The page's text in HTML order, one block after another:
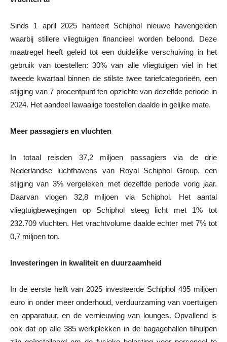
Sinds 1 april 2025 hanteert Schiphol nieuwe havengelden
waarbij stillere vliegtuigen financieel worden beloond. Deze
maatregel heeft geleid tot een duidelijke verschuiving in het
gebruik van toestellen: 30% van alle vliegtuigen viel in het
tweede kwartaal binnen de stilste twee tariefcategorieën, een
stijging van 7 procentpunt ten opzichte van dezelfde periode in
2024. Het aandeel lawaaiige toestellen daalde in gelijke mate.
Meer passagiers en vluchten
In totaal reisden 37,2 miljoen passagiers via de drie
Nederlandse luchthavens van Royal Schiphol Group, een
stijging van 3% vergeleken met dezelfde periode vorig jaar.
Daarvan vlogen 32,8 miljoen via Schiphol. Het aantal
vliegtuigbewegingen op Schiphol steeg licht met 1% tot
232.709 vluchten. Het vrachtvolume daalde echter met 7% tot
0,7 miljoen ton.
Investeringen in kwaliteit en duurzaamheid
In de eerste helft van 2025 investeerde Schiphol 495 miljoen
euro in onder meer onderhoud, verduurzaming van voertuigen
en apparatuur, en de vernieuwing van lounges. Opvallend is
ook dat op alle 385 werkplekken in de bagagehallen tilhulpen